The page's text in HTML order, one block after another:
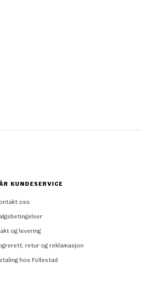
KUNDESERVICE
oss
og levering
retur og reklamasjon
hos Follestad